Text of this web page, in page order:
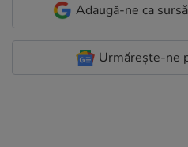
Adaugă-ne ca
Urmărește-ne